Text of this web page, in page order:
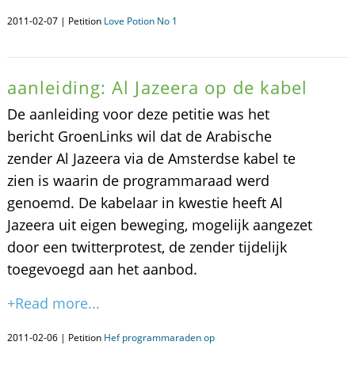
2011-02-07 | Petition Love Potion No 1
aanleiding: Al Jazeera op de kabel
De aanleiding voor deze petitie was het
bericht GroenLinks wil dat de Arabische
zender Al Jazeera via de Amsterdse kabel te
zien is waarin de programmaraad werd
genoemd. De kabelaar in kwestie heeft Al
Jazeera uit eigen beweging, mogelijk aangezet
door een twitterprotest, de zender tijdelijk
toegevoegd aan het aanbod.
+Read more...
2011-02-06 | Petition Hef programmaraden op